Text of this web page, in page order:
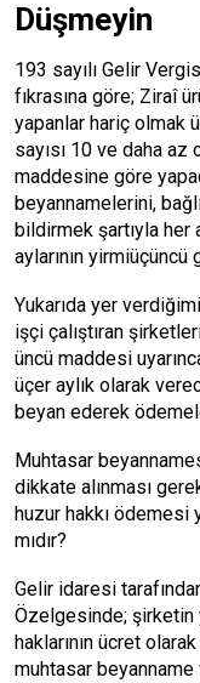
Düşmeyin
193 sayılı Gelir
fıkrasına göre; Ziraî
yapanlar hariç olmak
sayısı 10 ve daha az
maddesine göre
beyannamelerini,
bildirmek şartıyla her
aylarının yirmiüçüncü
Yukarıda yer
işçi çalıştıran
üncü maddesi
üçer aylık olarak
beyan ederek
Muhtasar
dikkate alınması
huzur hakkı ödemesi
mıdır?
Gelir idaresi
Özelgesinde; şirketin
haklarının ücret
muhtasar beyanname